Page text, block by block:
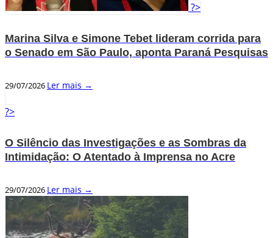
?>
Marina Silva e Simone Tebet lideram corrida para
o Senado em São Paulo, aponta Paraná Pesquisas
29/07/2026 Ler mais →
?>
O Silêncio das Investigações e as Sombras da
Intimidação: O Atentado à Imprensa no Acre
29/07/2026 Ler mais →